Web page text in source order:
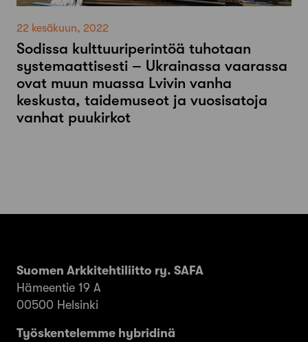
22 kesäkuun, 2022
Sodissa kulttuuriperintöä tuhotaan
systemaattisesti – Ukrainassa vaarassa
ovat muun muassa Lvivin vanha
keskusta, taidemuseot ja vuosisatoja
vanhat puukirkot
Suomen Arkkitehtiliitto ry. SAFA
Hämeentie 19 A
00500 Helsinki
Työskentelemme hybridinä